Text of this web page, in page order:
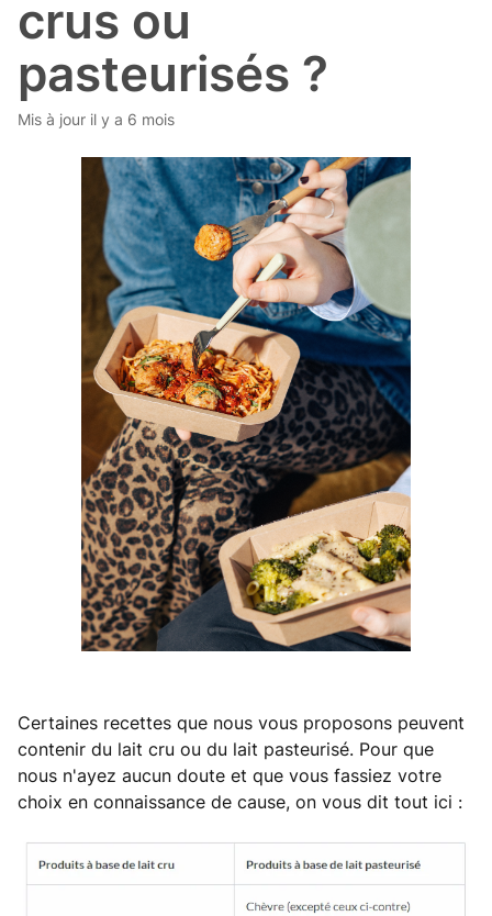
crus ou
pasteurisés ?
Mis à jour il y a 6 mois
Certaines recettes que nous vous proposons peuvent
contenir du lait cru ou du lait pasteurisé. Pour que
nous n'ayez aucun doute et que vous fassiez votre
choix en connaissance de cause, on vous dit tout ici :